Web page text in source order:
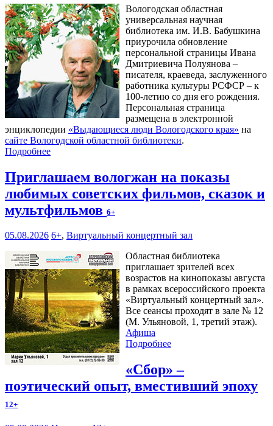
Вологодская областная
универсальная научная
библиотека им. И.В. Бабушкина
приурочила обновление
персональной страницы Ивана
Дмитриевича Полуянова –
писателя, краеведа, заслуженного
работника культуры РСФСР – к
100‑летию со дня его рождения.
Персональная страница
размещена в электронной
энциклопедии «Выдающиеся люди Вологодского края» на
сайте Вологодской областной библиотеки.
Подробнее
Приглашаем вологжан на показы
любимых советских фильмов, сказок и
мультфильмов 6+
05.08.2026 6+, Виртуальный концертный зал
Областная библиотека
приглашает зрителей всех
возрастов на кинопоказы августа
в рамках всероссийского проекта
«Виртуальный концертный зал».
Все сеансы проходят в зале № 12
(М. Ульяновой, 1, третий этаж).
Афиша
Подробнее
«Сбор» –
поэтический опыт, вместивший эпоху
12+